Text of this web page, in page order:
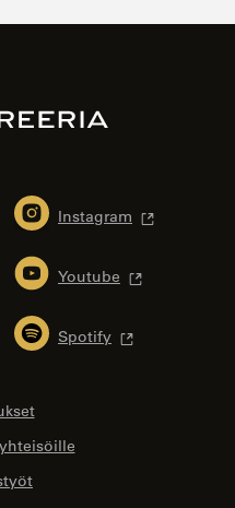
Instagram
Youtube
Spotify